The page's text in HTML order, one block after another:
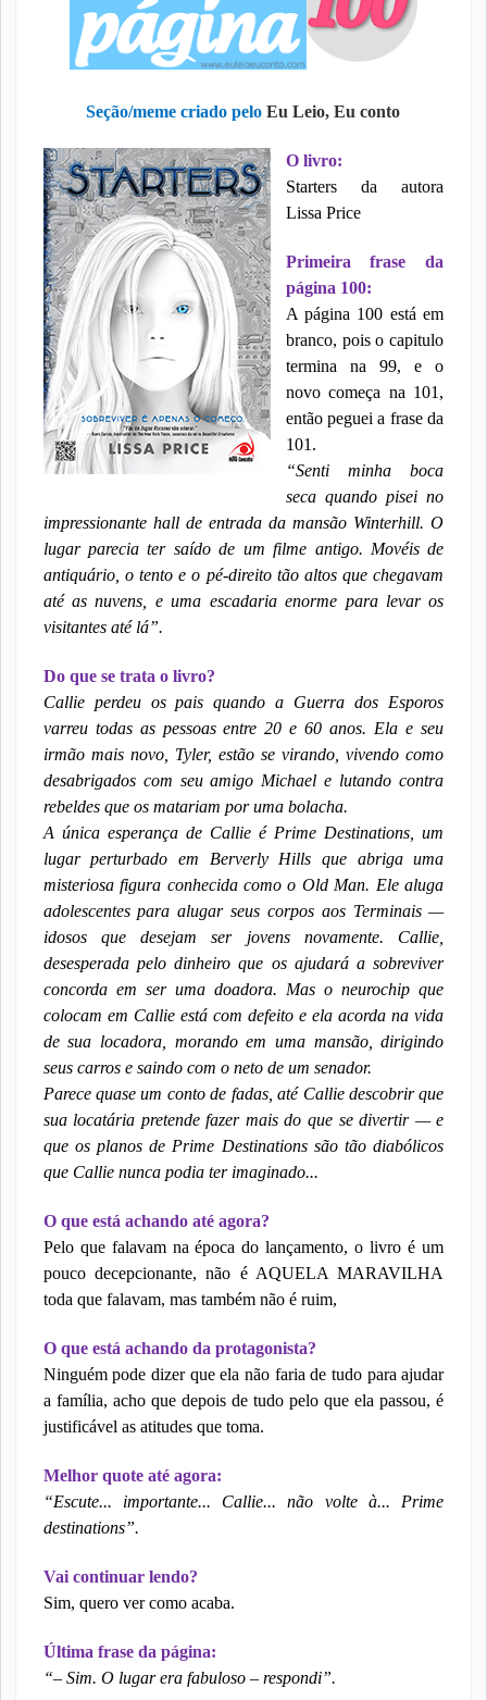
Seção/meme criado peloEu Leio, Eu conto
O livro:
Starters da autora
Lissa Price
Primeira frase da
página 100:
A página 100 está em
branco, pois o capitulo
termina na 99, e o
novo começa na 101,
então peguei a frase da
101.
“Senti minha boca
seca quando pisei no
impressionante hall de entrada da mansão Winterhill. O
lugar parecia ter saído de um filme antigo. Movéis de
antiquário, o tento e o pé-direito tão altos que chegavam
até as nuvens, e uma escadaria enorme para levar os
visitantes até lá”.
Do que se trata o livro?
Callie perdeu os pais quando a Guerra dos Esporos
varreu todas as pessoas entre 20 e 60 anos. Ela e seu
irmão mais novo, Tyler, estão se virando, vivendo como
desabrigados com seu amigo Michael e lutando contra
rebeldes que os matariam por uma bolacha.
A única esperança de Callie é Prime Destinations, um
lugar perturbado em Berverly Hills que abriga uma
misteriosa figura conhecida como o Old Man. Ele aluga
adolescentes para alugar seus corpos aos Terminais —
idosos que desejam ser jovens novamente. Callie,
desesperada pelo dinheiro que os ajudará a sobreviver
concorda em ser uma doadora. Mas o neurochip que
colocam em Callie está com defeito e ela acorda na vida
de sua locadora, morando em uma mansão, dirigindo
seus carros e saindo com o neto de um senador.
Parece quase um conto de fadas, até Callie descobrir que
sua locatária pretende fazer mais do que se divertir — e
que os planos de Prime Destinations são tão diabólicos
que Callie nunca podia ter imaginado...
O que está achando até agora?
Pelo que falavam na época do lançamento, o livro é um
pouco decepcionante, não é AQUELA MARAVILHA
toda que falavam, mas também não é ruim,
O que está achando da protagonista?
Ninguém pode dizer que ela não faria de tudo para ajudar
a família, acho que depois de tudo pelo que ela passou, é
justificável as atitudes que toma.
Melhor quote até agora:
“Escute... importante... Callie... não volte à... Prime
destinations”.
Vai continuar lendo?
Sim, quero ver como acaba.
Última frase da página:
“– Sim. O lugar era fabuloso – respondi”.